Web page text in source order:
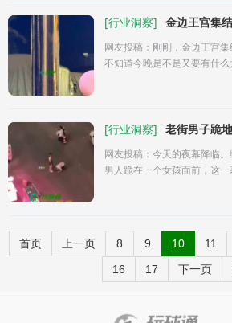
[行业洞察] 金边王宫集
网友投稿：刚刚，金边王宫
不知道今晚是不是又要有什
[行业洞察] 老街男子跪
网友投稿：今天的夜幕降临
男人跪在一个女孩面前，这
首页 上一页 8 9 10 11
16
17 下一页